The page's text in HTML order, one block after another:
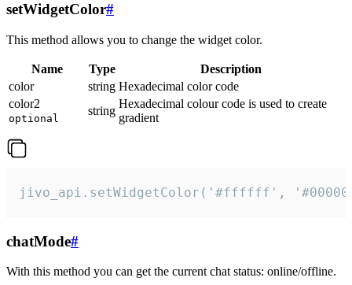
setWidgetColor#
This method allows you to change the widget color.
Name Type
Description
color
string Hexadecimal color code
color2
optional
string
Hexadecimal colour code is used to create
gradient
jivo_api.setWidgetColor('#ffffff',
chatMode#
With this method you can get the current chat status: online/offline.